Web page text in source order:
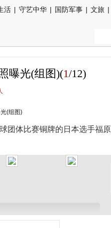
活 | 守艺中华 | 国防军事 | 文旅 |
曝光(组图)(1/12)
团体比赛铜牌的日本选手福